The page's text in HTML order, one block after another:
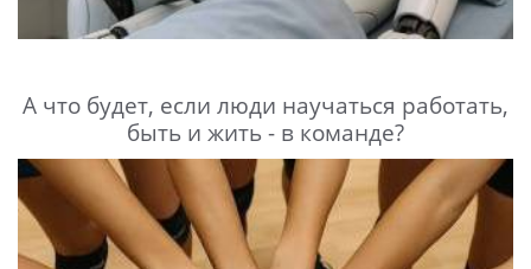
А что будет, если люди научаться работать,
быть и жить - в команде?